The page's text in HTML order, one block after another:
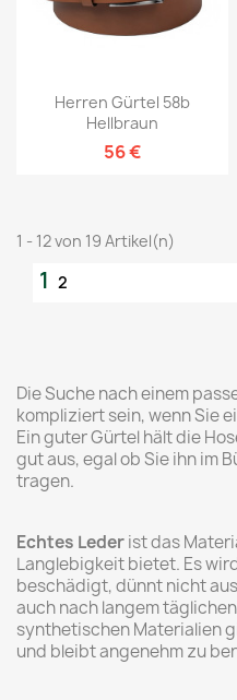
Herren Gürtel 58b
Hellbraun
56 €
1 - 12 von 19 Artikel(n)
1 2
Die Suche nach einem
kompliziert sein, wenn Sie
Ein guter Gürtel hält die
gut aus, egal ob Sie ihn im
tragen.
Echtes Lederist das
Langlebigkeit bietet. Es
beschädigt, dünnt nicht
auch nach langem
synthetischen Materialien
und bleibt angenehm zu